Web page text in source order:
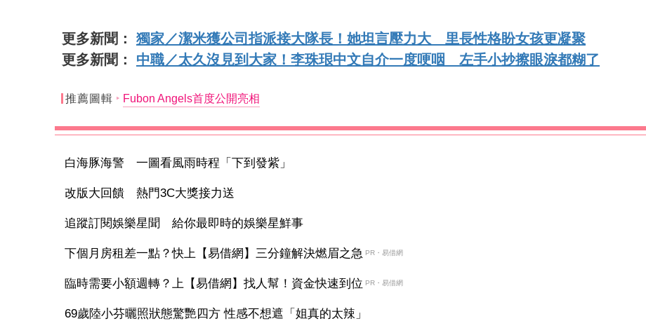
更多新聞： 獨家／潔米獲公司指派接大隊長！她坦言壓力大 里長性格盼女孩更凝聚
更多新聞： 中職／太久沒見到大家！李珠珢中文自介一度哽咽 左手小抄擦眼淚都糊了
推薦圖輯 Fubon Angels首度公開亮相
白海豚海警 一圖看風雨時程「下到發紫」
改版大回饋 熱門3C大獎接力送
追蹤訂閱娛樂星聞 給你最即時的娛樂星鮮事
下個月房租差一點？快上【易借網】三分鐘解決燃眉之急 PR・易借網
臨時需要小額週轉？上【易借網】找人幫！資金快速到位 PR・易借網
69歲陸小芬曬照狀態驚艷四方 性感不想遮「姐真的太辣」